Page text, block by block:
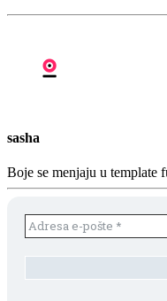
sasha
Boje se menjaju u template